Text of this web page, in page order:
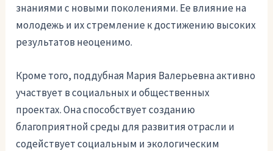
знаниями с новыми поколениями. Ее влияние на
молодежь и их стремление к достижению высоких
результатов неоценимо.
Кроме того, поддубная Мария Валерьевна активно
участвует в социальных и общественных
проектах. Она способствует созданию
благоприятной среды для развития отрасли и
содействует социальным и экологическим